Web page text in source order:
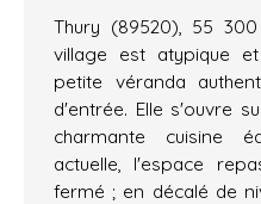
Thury (89520), 55
village est atypique
petite véranda
d'entrée. Elle s'ouvre
charmante cuisine
actuelle, l'espace
fermé ; en décalé de